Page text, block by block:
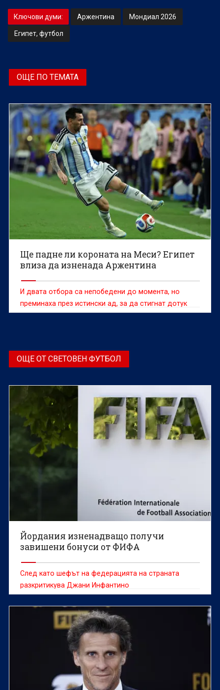
Ключови думи: Аржентина Мондиал 2026
Египет, футбол
ОЩЕ ПО ТЕМАТА
Ще падне ли короната на Меси? Египет
влиза да изненада Аржентина
И двата отбора са непобедени до момента, но
преминаха през истински ад, за да стигнат дотук
ОЩЕ ОТ СВЕТОВЕН ФУТБОЛ
Йордания изненадващо получи
завишени бонуси от ФИФА
След като шефът на федерацията на страната
разкритикува Джани Инфантино